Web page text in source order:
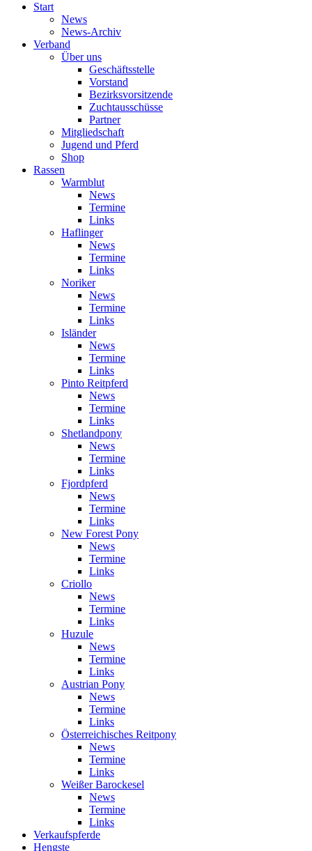
Start
News
News-Archiv
Verband
Über uns
Geschäftsstelle
Vorstand
Bezirksvorsitzende
Zuchtausschüsse
Partner
Mitgliedschaft
Jugend und Pferd
Shop
Rassen
Warmblut
News
Termine
Links
Haflinger
News
Termine
Links
Noriker
News
Termine
Links
Isländer
News
Termine
Links
Pinto Reitpferd
News
Termine
Links
Shetlandpony
News
Termine
Links
Fjordpferd
News
Termine
Links
New Forest Pony
News
Termine
Links
Criollo
News
Termine
Links
Huzule
News
Termine
Links
Austrian Pony
News
Termine
Links
Österreichisches Reitpony
News
Termine
Links
Weißer Barockesel
News
Termine
Links
Verkaufspferde
Hengste